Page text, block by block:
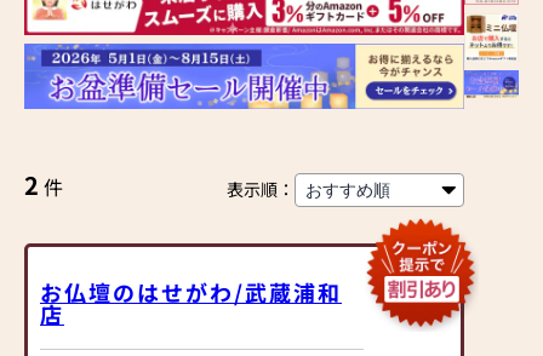
2 件 表示順：
お仏壇のはせがわ/武蔵浦和
店